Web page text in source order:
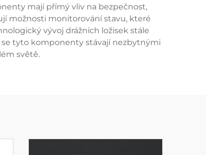
mají přímý vliv na bezpečnost,
možnosti monitorování stavu, které
vývoj drážních ložisek stále
tyto komponenty stávají nezbytnými
světě.